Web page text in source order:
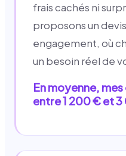
frais cachés ni
proposons un
engagement, où
un besoin réel de
En moyenne,
entre 1 200 € et